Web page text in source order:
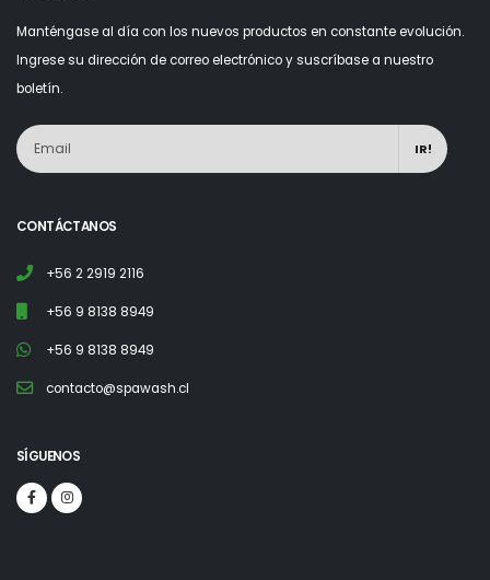
Manténgase al día con los nuevos productos en constante evolución.
Ingrese su dirección de correo electrónico y suscríbase a nuestro
boletín.
IR!
CONTÁCTANOS
+56 2 2919 2116
+56 9 8138 8949
+56 9 8138 8949
contacto@spawash.cl
SÍGUENOS